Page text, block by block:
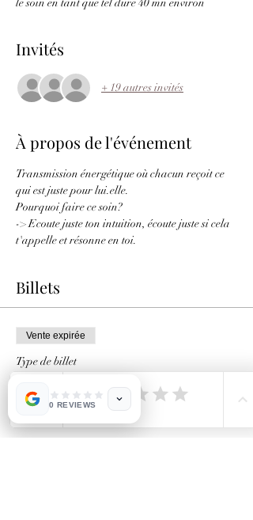
Invités
+ 19 autres invités
À propos de l'événement
Transmission énergétique où chacun reçoit ce
qui est juste pour lui.elle.
Pourquoi faire ce soin?
-> Ecoute juste ton intuition, écoute juste si cela
t'appelle et résonne en toi.
Billets
Vente expirée
Type de billet
0 REVIEWS